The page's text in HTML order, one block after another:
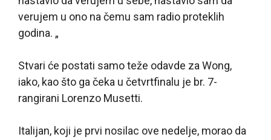
verujem u ono na čemu sam radio proteklih
godina. „
Stvari će postati samo teže odavde za Wong,
iako, kao što ga čeka u četvrtfinalu je br. 7-
rangirani Lorenzo Musetti.
Italijan, koji je prvi nosilac ove nedelje, morao da